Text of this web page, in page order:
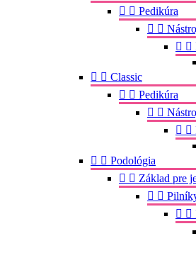
  Pedikúra
 
 
  Classic
  Pedikúra
 
 
  Podológia
  Základ pre
 
 